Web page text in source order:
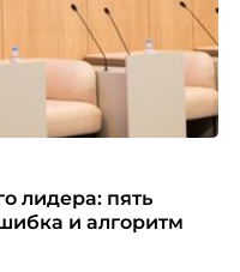
лидера: пять
и алгоритм